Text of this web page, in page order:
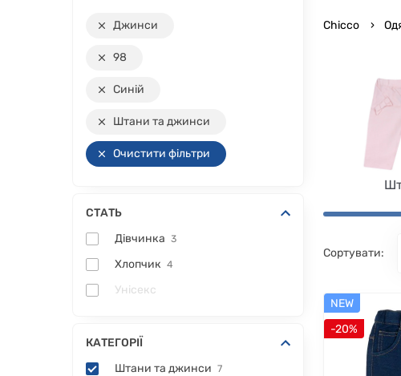
Джинси
98
Синій
Штани та джинси
Очистити фільтри
СТАТЬ
Дівчинка 3
Хлопчик 4
Унісекс
КАТЕГОРІЇ
Штани та джинси 7
Chicco
Сортувати:
NEW
-20%